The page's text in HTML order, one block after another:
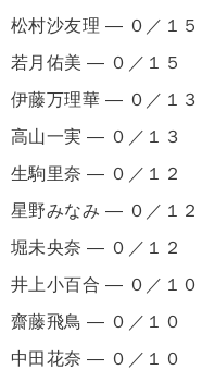
松村沙友理 ― ０／１５
若月佑美 ― ０／１５
伊藤万理華 ― ０／１３
高山一実 ― ０／１３
生駒里奈 ― ０／１２
星野みなみ ― ０／１２
堀未央奈 ― ０／１２
井上小百合 ― ０／１０
齋藤飛鳥 ― ０／１０
中田花奈 ― ０／１０